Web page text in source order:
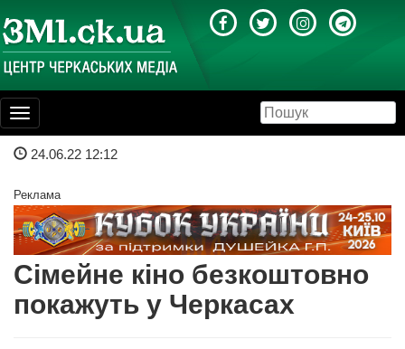
Toggle
navigation
24.06.22 12:12
Реклама
Сімейне кіно безкоштовно
покажуть у Черкасах